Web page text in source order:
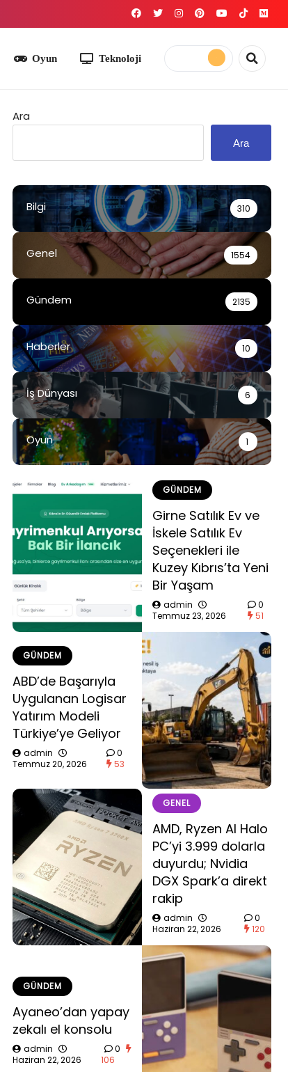
Teknoloji
Ara
Ara
Bilgi 310
Genel 1554
Gündem 2135
Haberler 10
İş Dünyası 6
Oyun 1
GÜNDEM
Girne Satılık Ev ve
İskele Satılık Ev
Seçenekleri ile
Kuzey Kıbrıs’ta Yeni
Bir Yaşam
admin
Temmuz 23, 2026
0
51
GÜNDEM
ABD’de Başarıyla
Uygulanan Logisar
Yatırım Modeli
Türkiye’ye Geliyor
admin
Temmuz 20, 2026
0
53
GENEL
AMD, Ryzen AI Halo
PC’yi 3.999 dolarla
duyurdu; Nvidia
DGX Spark’a direkt
rakip
admin
Haziran 22, 2026
0
120
GÜNDEM
Ayaneo’dan yapay
zekalı el konsolu
admin
Haziran 22, 2026
0
106